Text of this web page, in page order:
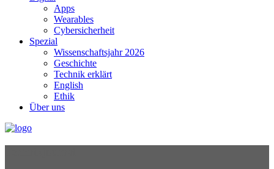
Apps
Wearables
Cybersicherheit
Spezial
Wissenschaftsjahr 2026
Geschichte
Technik erklärt
English
Ethik
Über uns